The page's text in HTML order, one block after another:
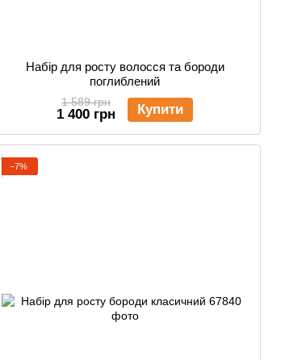
Набір для росту волосся та бороди
поглиблений
1 589 грн
1 400 грн Купити
−7%